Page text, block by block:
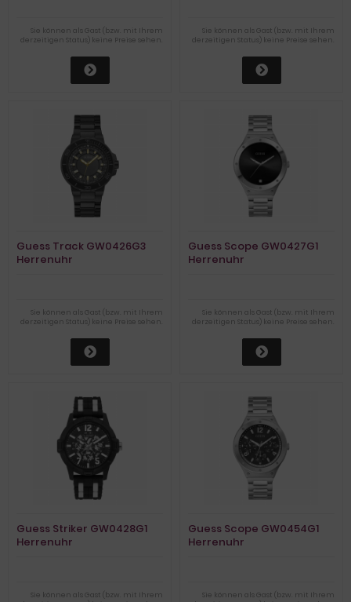
Sie können als Gast (bzw. mit Ihrem
derzeitigen Status) keine Preise sehen.
Sie können als Gast (bzw. mit Ihrem
derzeitigen Status) keine Preise sehen.
Guess Track GW0426G3
Herrenuhr
Sie können als Gast (bzw. mit Ihrem
derzeitigen Status) keine Preise sehen.
Guess Scope GW0427G1
Herrenuhr
Sie können als Gast (bzw. mit Ihrem
derzeitigen Status) keine Preise sehen.
Guess Striker GW0428G1
Herrenuhr
Sie können als Gast (bzw. mit Ihrem
Guess Scope GW0454G1
Herrenuhr
Sie können als Gast (bzw. mit Ihrem